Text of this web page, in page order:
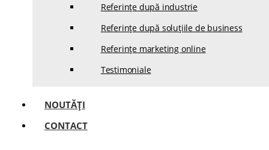
Referințe după industrie
Referințe după soluțiile de business
Referințe marketing online
Testimoniale
NOUTĂȚI
CONTACT